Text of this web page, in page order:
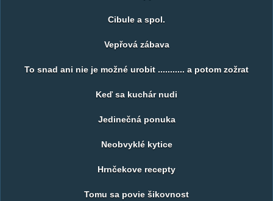
Cibule a spol.
Vepřová zábava
To snad ani nie je možné urobit ........... a potom zožrat
Keď sa kuchár nudi
Jedinečná ponuka
Neobvyklé kytice
Hrnčekove recepty
Tomu sa povie šikovnost